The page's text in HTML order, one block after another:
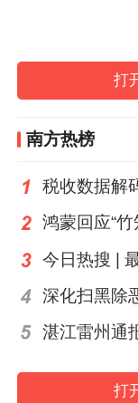
选题：以影
选题是电影
是电影创作的
中国幅员辽
中国文化。
缩影映照大
凝聚成厚重
打
南方热榜
打